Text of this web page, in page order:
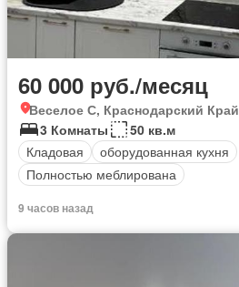
60 000 руб./месяц
Веселое С, Краснодарский Край
3 Комнаты
50 кв.м
Кладовая
оборудованная кухня
Полностью меблирована
9 часов назад